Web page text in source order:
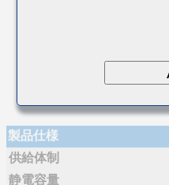
製品仕様
供給体制
静電容量